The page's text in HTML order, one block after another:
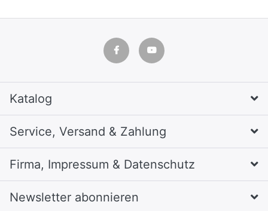
Katalog
Service, Versand & Zahlung
Firma, Impressum & Datenschutz
Newsletter abonnieren